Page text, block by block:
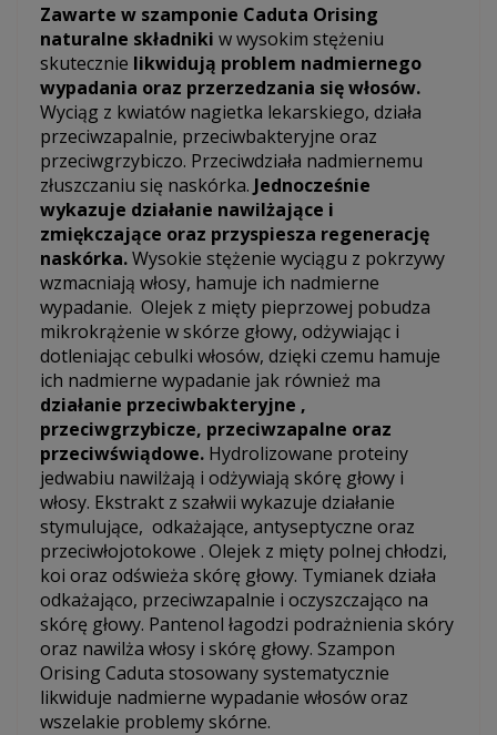
Zawarte w szamponie Caduta Orising
naturalne składniki w wysokim stężeniu
skutecznie likwidują problem nadmiernego
wypadania oraz przerzedzania się włosów.
Wyciąg z kwiatów nagietka lekarskiego, działa
przeciwzapalnie, przeciwbakteryjne oraz
przeciwgrzybiczo. Przeciwdziała nadmiernemu
złuszczaniu się naskórka. Jednocześnie
wykazuje działanie nawilżające i
zmiękczające oraz przyspiesza regenerację
naskórka.Wysokie stężenie wyciągu z pokrzywy
wzmacniają włosy, hamuje ich nadmierne
wypadanie. Olejek z mięty pieprzowej pobudza
mikrokrążenie w skórze głowy, odżywiając i
dotleniając cebulki włosów, dzięki czemu hamuje
ich nadmierne wypadanie jak również ma
działanie przeciwbakteryjne ,
przeciwgrzybicze, przeciwzapalne oraz
przeciwświądowe. Hydrolizowane proteiny
jedwabiu nawilżają i odżywiają skórę głowy i
włosy. Ekstrakt z szałwii wykazuje działanie
stymulujące, odkażające, antyseptyczne oraz
przeciwłojotokowe . Olejek z mięty polnej chłodzi,
koi oraz odświeża skórę głowy. Tymianek działa
odkażająco, przeciwzapalnie i oczyszczająco na
skórę głowy. Pantenol łagodzi podrażnienia skóry
oraz nawilża włosy i skórę głowy. Szampon
Orising Caduta stosowany systematycznie
likwiduje nadmierne wypadanie włosów oraz
wszelakie problemy skórne.